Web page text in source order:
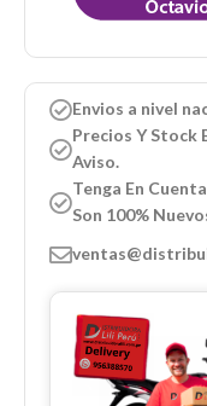
Envios a nivel
Precios Y Stock
Aviso.
Tenga En
Son 100%